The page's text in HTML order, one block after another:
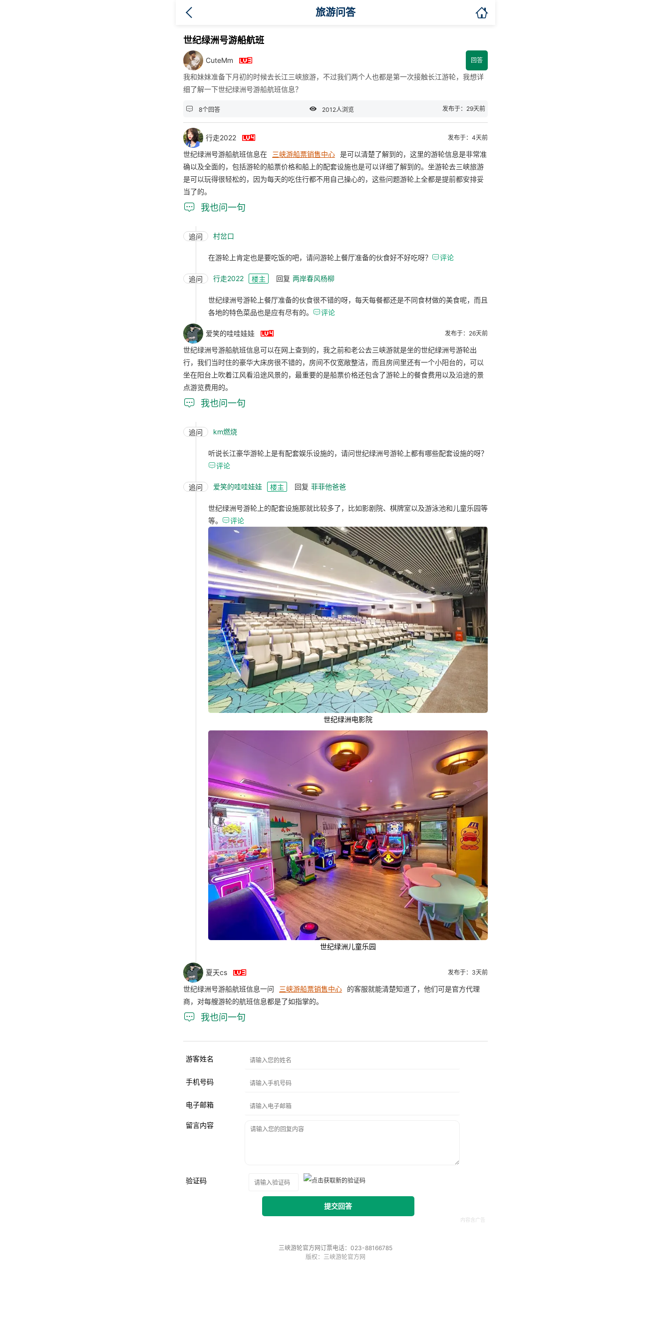
旅游问答 
世纪绿洲号游船航班
CuteMm  回答
我和妹妹准备下月初的时候去长江三峡旅游，不过我们两个人也都是第一次接触长江游轮，我想详
细了解一下世纪绿洲号游船航班信息？
 8个回答  2012人浏览 发布于：29天前
行走2022  发布于：4天前
世纪绿洲号游船航班信息在 三峡游船票销售中心 是可以清楚了解到的，这里的游轮信息是非常准
确以及全面的，包括游轮的船票价格和船上的配套设施也是可以详细了解到的。坐游轮去三峡旅游
是可以玩得很轻松的，因为每天的吃住行都不用自己操心的，这些问题游轮上全都是提前都安排妥
当了的。
 我也问一句
追问 村岔口
在游轮上肯定也是要吃饭的吧，请问游轮上餐厅准备的伙食好不好吃呀？ 评论
追问 行走2022 楼主 回复 两岸春风杨柳
世纪绿洲号游轮上餐厅准备的伙食很不错的呀，每天每餐都还是不同食材做的美食呢，而且
各地的特色菜品也是应有尽有的。 评论
爱笑的哇哇娃娃  发布于：26天前
世纪绿洲号游船航班信息可以在网上查到的，我之前和老公去三峡游就是坐的世纪绿洲号游轮出
行，我们当时住的豪华大床房很不错的，房间不仅宽敞整洁，而且房间里还有一个小阳台的，可以
坐在阳台上吹着江风看沿途风景的，最重要的是船票价格还包含了游轮上的餐食费用以及沿途的景
点游览费用的。
 我也问一句
追问 km燃烧
听说长江豪华游轮上是有配套娱乐设施的，请问世纪绿洲号游轮上都有哪些配套设施的呀？
评论
追问 爱笑的哇哇娃娃 楼主 回复 菲菲他爸爸
世纪绿洲号游轮上的配套设施那就比较多了，比如影剧院、棋牌室以及游泳池和儿童乐园等
等。 评论
世纪绿洲电影院
世纪绿洲儿童乐园
夏天cs  发布于：3天前
世纪绿洲号游船航班信息一问 三峡游船票销售中心
的客服就能清楚知道了，他们可是官方代理
商，对每艘游轮的航班信息都是了如指掌的。
 我也问一句
游客姓名
手机号码
电子邮箱
留言内容
验证码
提交回答
三峡游轮官方网订票电话：023-88166785
版权：三峡游轮官方网